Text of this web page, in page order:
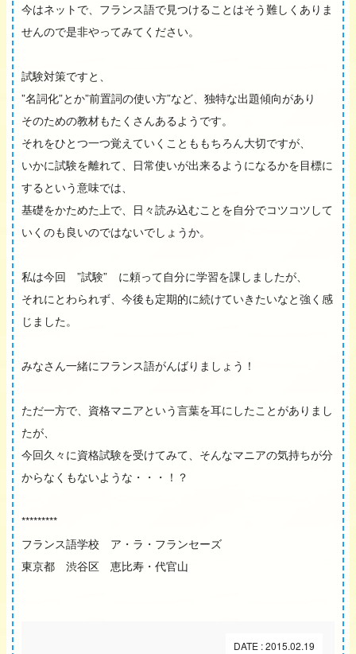
今はネットで、フランス語で見つけることはそう難しくありま
せんので是非やってみてください。
試験対策ですと、
”名詞化”とか”前置詞の使い方”など、独特な出題傾向があり
そのための教材もたくさんあるようです。
それをひとつ一つ覚えていくことももちろん大切ですが、
いかに試験を離れて、日常使いが出来るようになるかを目標に
するという意味では、
基礎をかためた上で、日々読み込むことを自分でコツコツして
いくのも良いのではないでしょうか。
私は今回 ”試験” に頼って自分に学習を課しましたが、
それにとわられず、今後も定期的に続けていきたいなと強く感
じました。
みなさん一緒にフランス語がんばりましょう！
ただ一方で、資格マニアという言葉を耳にしたことがありまし
たが、
今回久々に資格試験を受けてみて、そんなマニアの気持ちが分
からなくもないような・・・！？
*********
フランス語学校 ア・ラ・フランセーズ
東京都 渋谷区 恵比寿・代官山
DATE : 2015.02.19